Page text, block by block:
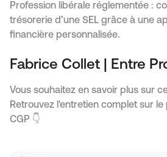
Profession libérale réglementée :
trésorerie d’une SEL grâce à une
financière personnalisée.
Fabrice Collet | Entre
Vous souhaitez en savoir plus sur
Retrouvez l'entretien complet sur
CGP 👇